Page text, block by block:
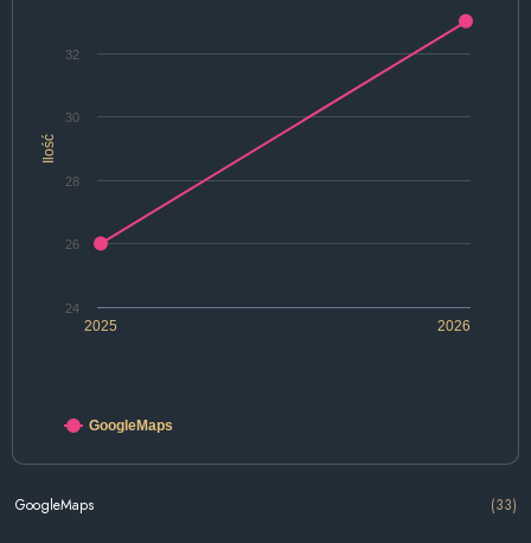
Ilość
2025 2026
24
26
28
30
32
GoogleMaps
GoogleMaps (33)